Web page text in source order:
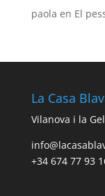
paola en El
La Casa
Vilanova i la
+34 674 77 93